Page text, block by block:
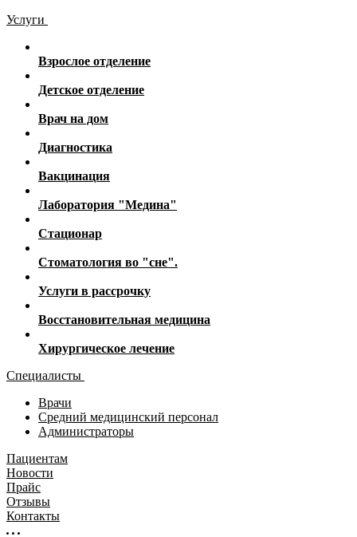
Услуги
Взрослое отделение
Детское отделение
Врач на дом
Диагностика
Вакцинация
Лаборатория "Медина"
Стационар
Стоматология во "сне".
Услуги в рассрочку
Восстановительная медицина
Хирургическое лечение
Специалисты
Врачи
Средний медицинский персонал
Администраторы
Пациентам
Новости
Прайс
Отзывы
Контакты